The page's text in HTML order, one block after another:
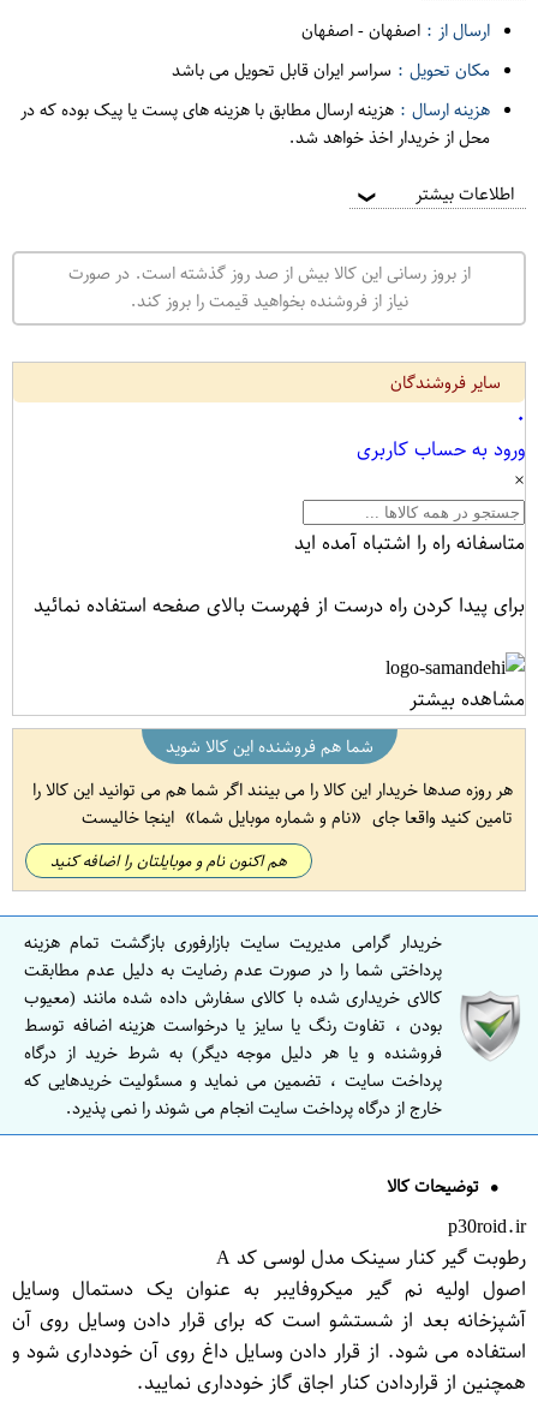
ارسال از : اصفهان-اصفهان
مکان تحویل : سراسر ایران قابل تحویل می باشد
هزینه ارسال : هزینه ارسال مطابق با هزینه های پست یا پیک بوده که در
محل از خریدار اخذ خواهد شد.
اطلاعات بیشتر ❯
از بروز رسانی این کالا بیش از صد روز گذشته است. در صورت
نیاز از فروشنده بخواهید قیمت را بروز کند.
سایر فروشندگان
۰
ورود به حساب کاربری
×
متاسفانه راه را اشتباه آمده اید
برای پیدا کردن راه درست از فهرست بالای صفحه استفاده نمائید
مشاهده بیشتر
شما هم فروشنده این کالا شوید
هر روزه صدها خریدار این کالا را می بینند اگر شما هم می توانید این کالا را
تامین کنید واقعا جای
نام و شماره موبایل شما اینجا خالیست
هم اکنون نام و موبایلتان را اضافه کنید
خریدار گرامی مدیریت سایت بازارفوری بازگشت تمام هزینه
پرداختی شما را در صورت عدم رضایت به دلیل عدم مطابقت
کالای خریداری شده با کالای سفارش داده شده مانند (معیوب
بودن ، تفاوت رنگ یا سایز یا درخواست هزینه اضافه توسط
فروشنده و یا هر دلیل موجه دیگر) به شرط خرید از درگاه
پرداخت سایت ، تضمین می نماید و مسئولیت خریدهایی که
خارج از درگاه پرداخت سایت انجام می شوند را نمی پذیرد.
توضیحات کالا
p30roid.ir
رطوبت گیر کنار سینک مدل لوسی کد A
اصول اولیه نم گیر میکروفایبر به عنوان یک دستمال وسایل
آشپزخانه بعد از شستشو است که برای قرار دادن وسایل روی آن
استفاده می شود. از قرار دادن وسایل داغ روی آن خودداری شود و
همچنین از قراردادن کنار اجاق گاز خودداری نمایید.